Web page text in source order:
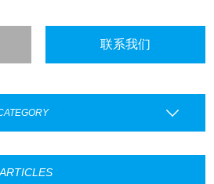
联系我们